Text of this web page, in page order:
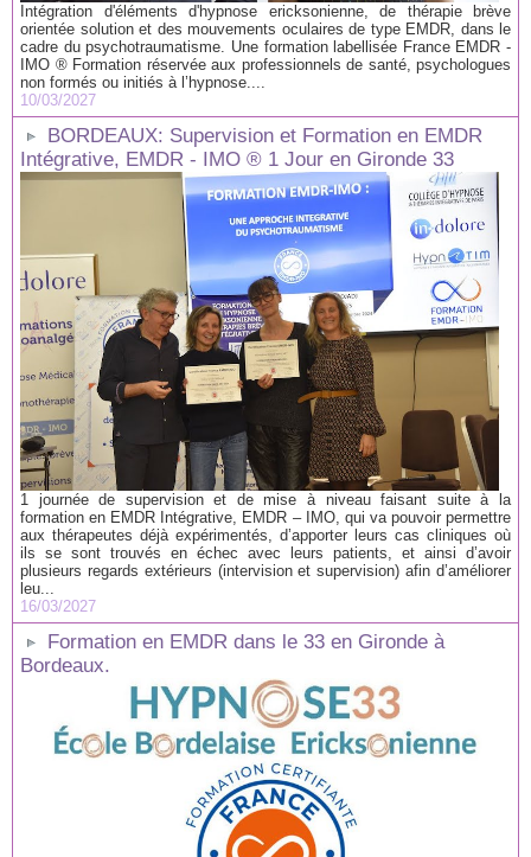
Intégration d'éléments d'hypnose ericksonienne, de thérapie brève
orientée solution et des mouvements oculaires de type EMDR, dans le
cadre du psychotraumatisme. Une formation labellisée France EMDR -
IMO ® Formation réservée aux professionnels de santé, psychologues
non formés ou initiés à l’hypnose....
10/03/2027
BORDEAUX: Supervision et Formation en EMDR
Intégrative, EMDR - IMO ® 1 Jour en Gironde 33
1 journée de supervision et de mise à niveau faisant suite à la
formation en EMDR Intégrative, EMDR – IMO, qui va pouvoir permettre
aux thérapeutes déjà expérimentés, d’apporter leurs cas cliniques où
ils se sont trouvés en échec avec leurs patients, et ainsi d’avoir
plusieurs regards extérieurs (intervision et supervision) afin d’améliorer
leu...
16/03/2027
Formation en EMDR dans le 33 en Gironde à
Bordeaux.